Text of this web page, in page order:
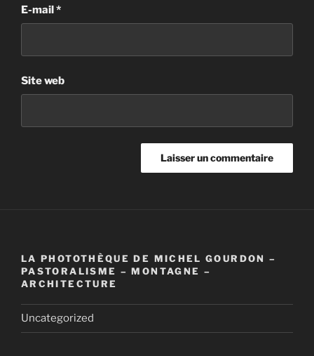
E-mail*
Site web
LA PHOTOTHÈQUE DE MICHEL GOURDON –
PASTORALISME – MONTAGNE –
ARCHITECTURE
Uncategorized